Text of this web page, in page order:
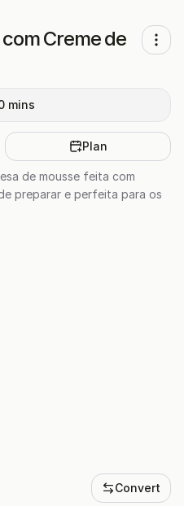
Creme de
mins
Plan
de mousse feita com
preparar e perfeita para os
Convert